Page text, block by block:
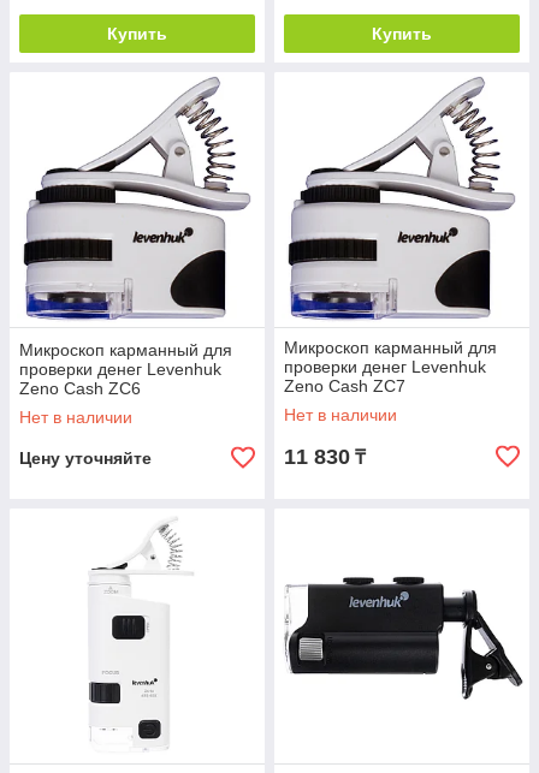
Купить Купить
Микроскоп карманный для
проверки денег Levenhuk
Zeno Cash ZC6
Нет в наличии
Цену уточняйте
Микроскоп карманный для
проверки денег Levenhuk
Zeno Cash ZC7
Нет в наличии
11 830 ₸